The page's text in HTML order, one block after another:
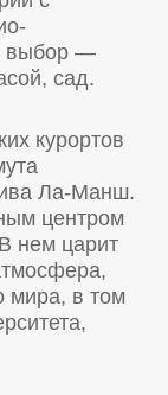
выбор —
сад.
курортов
Ла-Манш.
центром
нем царит
мира, в том